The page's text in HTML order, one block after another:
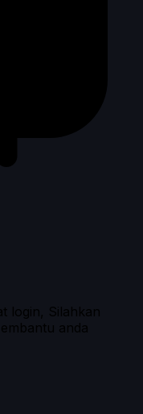
login, Silahkan
anda